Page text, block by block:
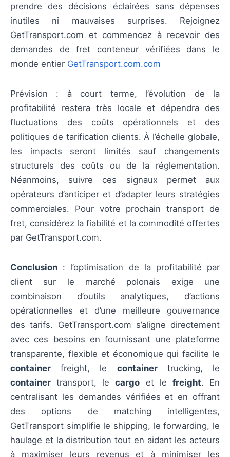
prendre des décisions éclairées sans dépenses
inutiles ni mauvaises surprises. Rejoignez
GetTransport.com et commencez à recevoir des
demandes de fret conteneur vérifiées dans le
monde entier GetTransport.com.com
Prévision : à court terme, l’évolution de la
profitabilité restera très locale et dépendra des
fluctuations des coûts opérationnels et des
politiques de tarification clients. À l’échelle globale,
les impacts seront limités sauf changements
structurels des coûts ou de la réglementation.
Néanmoins, suivre ces signaux permet aux
opérateurs d’anticiper et d’adapter leurs stratégies
commerciales. Pour votre prochain transport de
fret, considérez la fiabilité et la commodité offertes
par GetTransport.com.
Conclusion : l’optimisation de la profitabilité par
client sur le marché polonais exige une
combinaison d’outils analytiques, d’actions
opérationnelles et d’une meilleure gouvernance
des tarifs. GetTransport.com s’aligne directement
avec ces besoins en fournissant une plateforme
transparente, flexible et économique qui facilite le
container freight, le containertrucking, le
container transport, lecargo et le freight. En
centralisant les demandes vérifiées et en offrant
des options de matching intelligentes,
GetTransport simplifie le shipping, le forwarding, le
haulage et la distribution tout en aidant les acteurs
à maximiser leurs revenus et à minimiser les